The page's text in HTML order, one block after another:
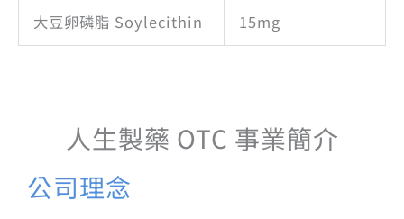
大豆卵磷脂 Soylecithin 15mg
人生製藥 OTC 事業簡介
公司理念